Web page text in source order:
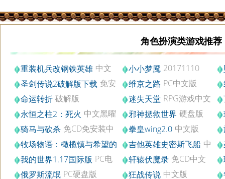
角色扮演类游戏推荐
重装机兵改钢铁英雄 中文
版
小小梦魇 20171110
圣剑传说2破解版下载 免安
装版
维京之路 PC中文版
命运转折 破解版 迷失天堂 RPG游戏中文
版
永恒之柱2：死火 中文黑曜
石版
邪神拯救世界 硬盘版
骑马与砍杀 免CD免安装中
文版
拳皇wing2.0 中文版
牧场物语：橄榄镇与希望的
大地 PC中文版
吉他英雄史密斯飞船 中
文PC版
我的世界1.17国际版 PC电
脑版v1.17.0
轩辕伏魔录 免CD中文
版
俄罗斯流氓 PC硬盘版 狂战传说 中文版